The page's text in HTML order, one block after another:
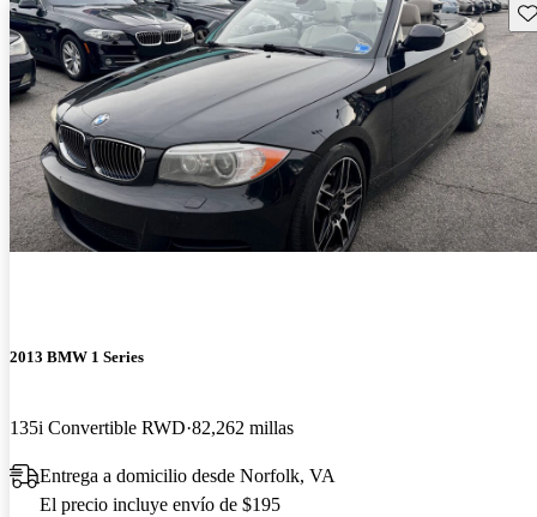
2013 BMW 1 Series
135i Convertible RWD 82,262 millas
Entrega a domicilio desde Norfolk, VA
El precio incluye envío de $195